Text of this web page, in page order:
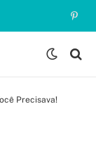
Precisava!